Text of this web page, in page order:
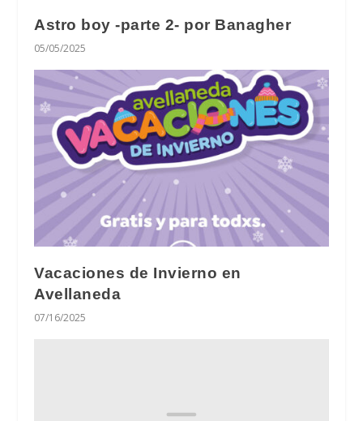
Astro boy -parte 2- por Banagher
05/05/2025
Vacaciones de Invierno en
Avellaneda
07/16/2025